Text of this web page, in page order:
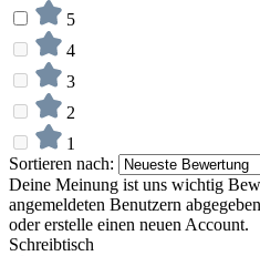
5
4
3
2
1
Sortieren nach:
Deine Meinung ist uns wichtig
angemeldeten Benutzern
oder erstelle einen neuen Account.
Schreibtisch